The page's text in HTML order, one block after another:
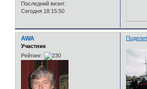
Последний визит:
Сегодня 18:15:50
AWA
Участник
Рейтинг: